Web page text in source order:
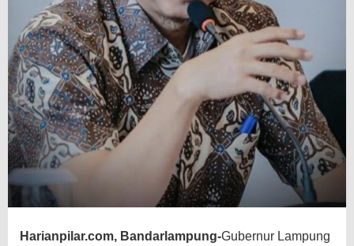
Harianpilar.com, Bandarlampung-Gubernur Lampung